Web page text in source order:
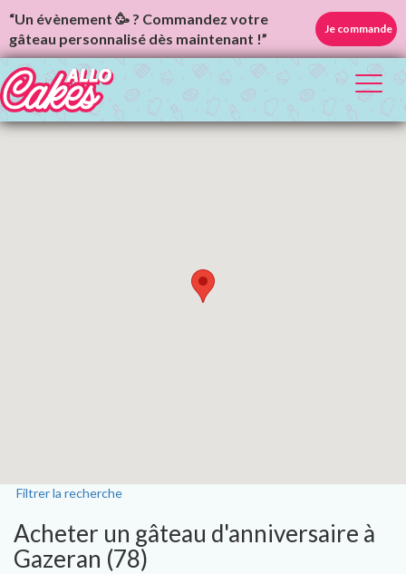
“Un évènement 🥳 ? Commandez votre
gâteau personnalisé dès maintenant !”
Je commande
Filtrer la recherche
Acheter un gâteau d'anniversaire à
Gazeran (78)